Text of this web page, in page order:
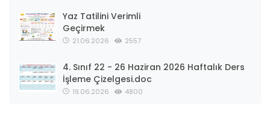
Yaz Tatilini Verimli
Geçirmek
21.06.2026 2557
4. Sınıf 22 - 26 Haziran 2026 Haftalık Ders
İşleme Çizelgesi.doc
19.06.2026 4800